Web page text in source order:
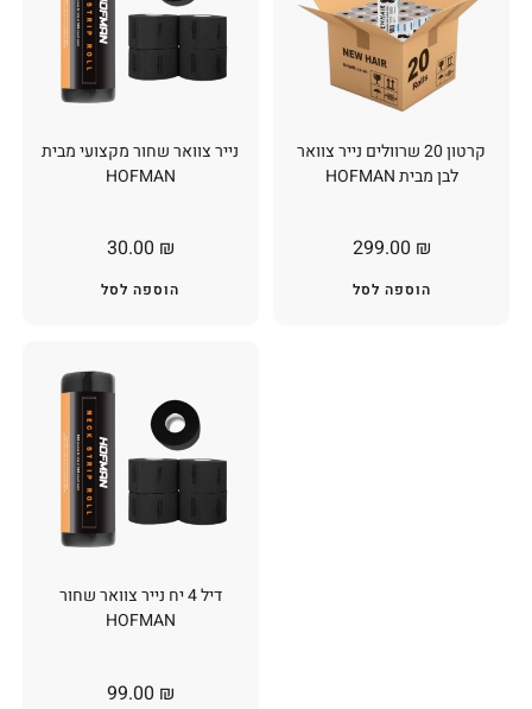
נייר צוואר שחור מקצועי מבית
HOFMAN
30.00 ₪
הוספה לסל
קרטון 20 שרוולים נייר צוואר
לבן מבית HOFMAN
299.00 ₪
הוספה לסל
דיל 4 יח נייר צוואר שחור
HOFMAN
99.00 ₪